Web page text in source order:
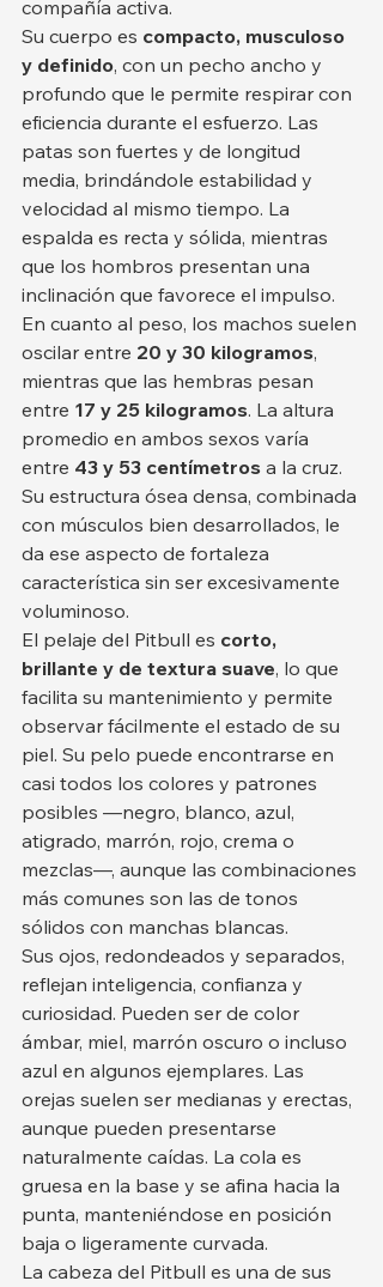
compañía activa.
Su cuerpo es compacto, musculoso
y definido, con un pecho ancho y
profundo que le permite respirar con
eficiencia durante el esfuerzo. Las
patas son fuertes y de longitud
media, brindándole estabilidad y
velocidad al mismo tiempo. La
espalda es recta y sólida, mientras
que los hombros presentan una
inclinación que favorece el impulso.
En cuanto al peso, los machos suelen
oscilar entre 20 y 30 kilogramos,
mientras que las hembras pesan
entre 17 y 25 kilogramos. La altura
promedio en ambos sexos varía
entre 43 y 53 centímetros a la cruz.
Su estructura ósea densa, combinada
con músculos bien desarrollados, le
da ese aspecto de fortaleza
característica sin ser excesivamente
voluminoso.
El pelaje del Pitbull es corto,
brillante y de textura suave, lo que
facilita su mantenimiento y permite
observar fácilmente el estado de su
piel. Su pelo puede encontrarse en
casi todos los colores y patrones
posibles —negro, blanco, azul,
atigrado, marrón, rojo, crema o
mezclas—, aunque las combinaciones
más comunes son las de tonos
sólidos con manchas blancas.
Sus ojos, redondeados y separados,
reflejan inteligencia, confianza y
curiosidad. Pueden ser de color
ámbar, miel, marrón oscuro o incluso
azul en algunos ejemplares. Las
orejas suelen ser medianas y erectas,
aunque pueden presentarse
naturalmente caídas. La cola es
gruesa en la base y se afina hacia la
punta, manteniéndose en posición
baja o ligeramente curvada.
La cabeza del Pitbull es una de sus